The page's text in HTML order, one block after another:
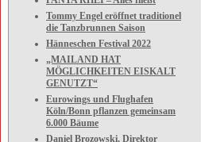
Tommy Engel eröffnet traditionel
die Tanzbrunnen Saison
Hänneschen Festival 2022
„MAILAND HAT
MÖGLICHKEITEN EISKALT
GENUTZT“
Eurowings und Flughafen
Köln/Bonn pflanzen gemeinsam
6.000 Bäume
Daniel Brozowski, Direktor